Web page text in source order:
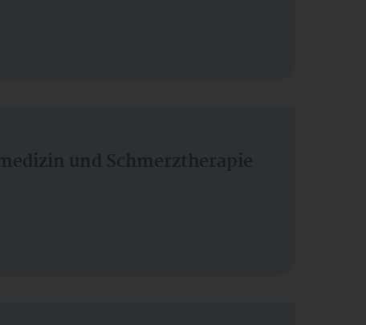
und Schmerztherapie